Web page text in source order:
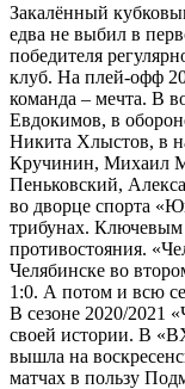
Закалённый
едва не выбил в
победителя
клуб. На плей-офф
команда – мечта. В
Евдокимов, в
Никита Хлыстов, в
Кручинин, Михаил
Пеньковский,
во дворце спорта
трибунах. Ключевым
противостояния.
Челябинске во
1:0. А потом и всю
В сезоне 2020/2021
своей истории. В
вышла на
матчах в пользу